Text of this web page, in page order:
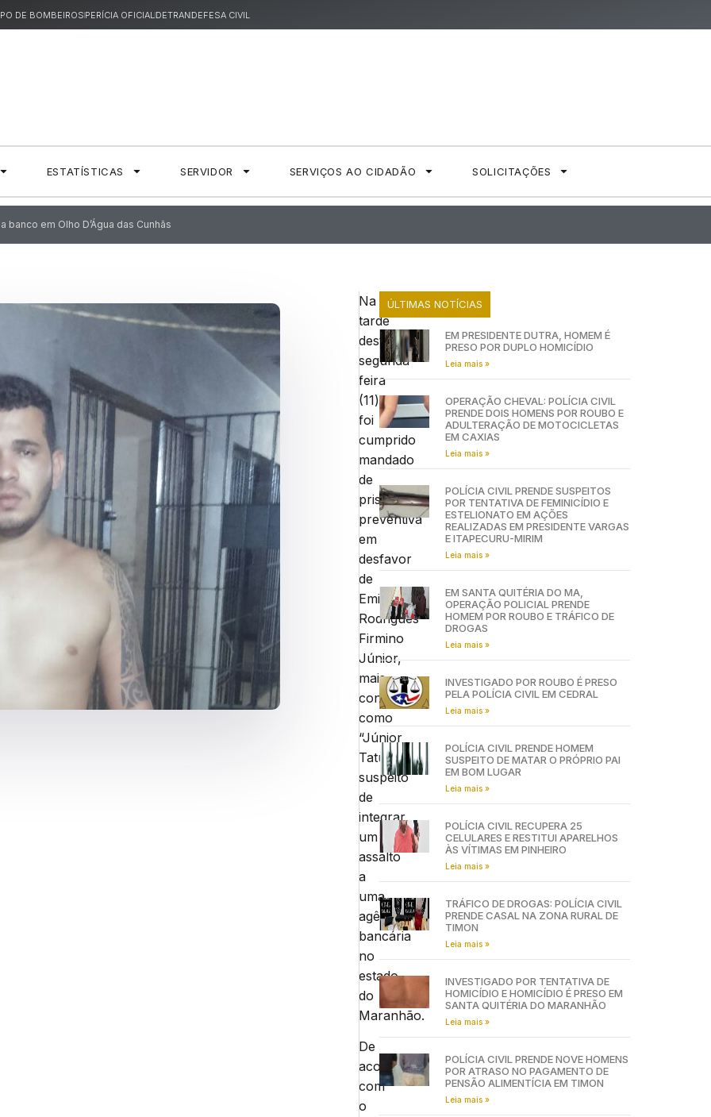
DE BOMBEIROSPERÍCIA OFICIALDETRANDEFESA CIVIL
ESTATÍSTICAS SERVIDOR SERVIÇOS AO CIDADÃO SOLICITAÇÕES
em Olho D’Água das Cunhãs
Na
tarde
desta
segunda-
feira
(11)
foi
cumprido
mandado
de
prisão
preventiva
em
desfavor
de
Emiel
Rodrigues
Firmino
Júnior,
mais
conhecido
como
“Júnior
Tatuado”
suspeito
de
integrar
um
assalto
a
uma
agência
bancária
no
estado
do
Maranhão.
De
acordo
com
o
ÚLTIMAS NOTÍCIAS
EM PRESIDENTE DUTRA, HOMEM É
PRESO POR DUPLO HOMICÍDIO
Leia mais »
OPERAÇÃO CHEVAL: POLÍCIA CIVIL
PRENDE DOIS HOMENS POR ROUBO E
ADULTERAÇÃO DE MOTOCICLETAS
EM CAXIAS
Leia mais »
POLÍCIA CIVIL PRENDE SUSPEITOS
POR TENTATIVA DE FEMINICÍDIO E
ESTELIONATO EM AÇÕES
REALIZADAS EM PRESIDENTE VARGAS
E ITAPECURU-MIRIM
Leia mais »
EM SANTA QUITÉRIA DO MA,
OPERAÇÃO POLICIAL PRENDE
HOMEM POR ROUBO E TRÁFICO DE
DROGAS
Leia mais »
INVESTIGADO POR ROUBO É PRESO
PELA POLÍCIA CIVIL EM CEDRAL
Leia mais »
POLÍCIA CIVIL PRENDE HOMEM
SUSPEITO DE MATAR O PRÓPRIO PAI
EM BOM LUGAR
Leia mais »
POLÍCIA CIVIL RECUPERA 25
CELULARES E RESTITUI APARELHOS
ÀS VÍTIMAS EM PINHEIRO
Leia mais »
TRÁFICO DE DROGAS: POLÍCIA CIVIL
PRENDE CASAL NA ZONA RURAL DE
TIMON
Leia mais »
INVESTIGADO POR TENTATIVA DE
HOMICÍDIO E HOMICÍDIO É PRESO EM
SANTA QUITÉRIA DO MARANHÃO
Leia mais »
POLÍCIA CIVIL PRENDE NOVE HOMENS
POR ATRASO NO PAGAMENTO DE
PENSÃO ALIMENTÍCIA EM TIMON
Leia mais »